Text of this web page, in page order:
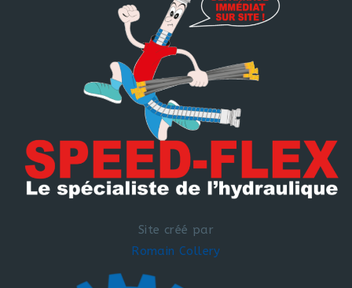
Site créé par
Romain Collery